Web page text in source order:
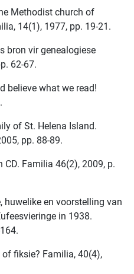
Methodist church of
14(1), 1977, pp. 19-21.
bron vir genealogiese
62-67.
believe what we read!
of St. Helena Island.
pp. 88-89.
Familia 46(2), 2009, p.
huwelike en voorstelling van
in 1938.
fiksie? Familia, 40(4),